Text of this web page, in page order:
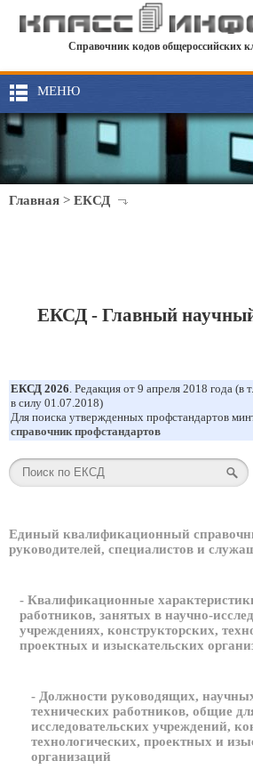
Справочник кодов общероссийских
МЕНЮ
Главная > ЕКСД
ЕКСД - Главный
ЕКСД 2026. Редакция от 9 апреля 2018 года (в
в силу 01.07.2018)
Для поиска утвержденных профстандартов
справочник профстандартов
Единый квалификационный
руководителей, специалистов и
- Квалификационные
работников, занятых в научно-
учреждениях, конструкторских,
проектных и изыскательских
- Должности руководящих,
технических работников, общие
исследовательских учреждений,
технологических, проектных и
организаций